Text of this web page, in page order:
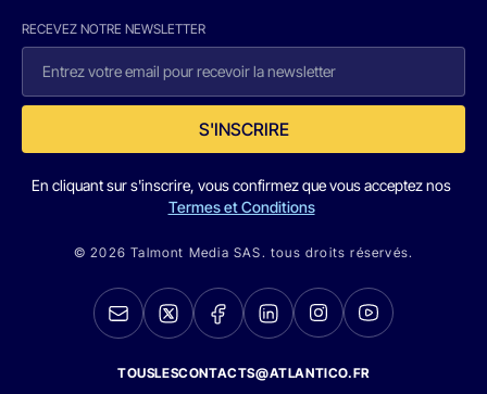
RECEVEZ NOTRE NEWSLETTER
S'INSCRIRE
En cliquant sur s'inscrire, vous confirmez que vous acceptez nos
Termes et Conditions
© 2026 Talmont Media SAS. tous droits réservés.
TOUSLESCONTACTS@ATLANTICO.FR